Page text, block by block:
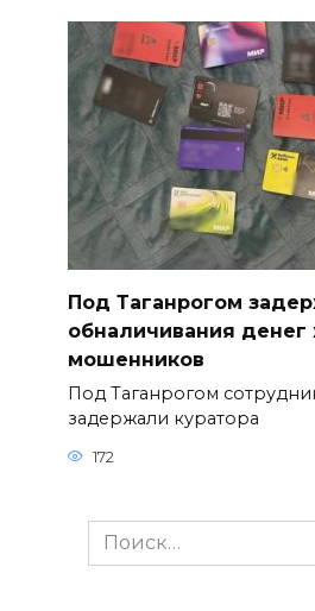
Под Таганрогом
обналичивания денег
мошенников
Под Таганрогом
задержали куратора
172
Search
for: